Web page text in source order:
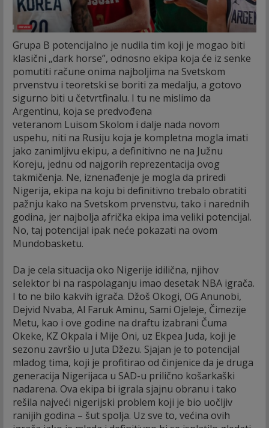
Grupa B potencijalno je nudila tim koji je mogao biti
klasični „dark horse”, odnosno ekipa koja će iz senke
pomutiti račune onima najboljima na Svetskom
prvenstvu i teoretski se boriti za medalju, a gotovo
sigurno biti u četvrtfinalu. I tu ne mislimo da
Argentinu, koja se predvođena
veteranom Luisom Skolom i dalje nada novom
uspehu, niti na Rusiju koja je kompletna mogla imati
jako zanimljivu ekipu, a definitivno ne na Južnu
Koreju, jednu od najgorih reprezentacija ovog
takmičenja. Ne, iznenađenje je mogla da priredi
Nigerija, ekipa na koju bi definitivno trebalo obratiti
pažnju kako na Svetskom prvenstvu, tako i narednih
godina, jer najbolja afrička ekipa ima veliki potencijal.
No, taj potencijal ipak neće pokazati na ovom
Mundobasketu.
Da je cela situacija oko Nigerije idilična, njihov
selektor bi na raspolaganju imao desetak NBA igrača.
I to ne bilo kakvih igrača. Džoš Okogi, OG Anunobi,
Dejvid Nvaba, Al Faruk Aminu, Sami Ojeleje, Čimezije
Metu, kao i ove godine na draftu izabrani Čuma
Okeke, KZ Okpala i Mije Oni, uz Ekpea Juda, koji je
sezonu završio u Juta Džezu. Sjajan je to potencijal
mladog tima, koji je profitirao od činjenice da je druga
generacija Nigerijaca u SAD-u prilično košarkaški
nadarena. Ova ekipa bi igrala sjajnu obranu i tako
rešila najveći nigerijski problem koji je bio uočljiv
ranijih godina – šut spolja. Uz sve to, većina ovih